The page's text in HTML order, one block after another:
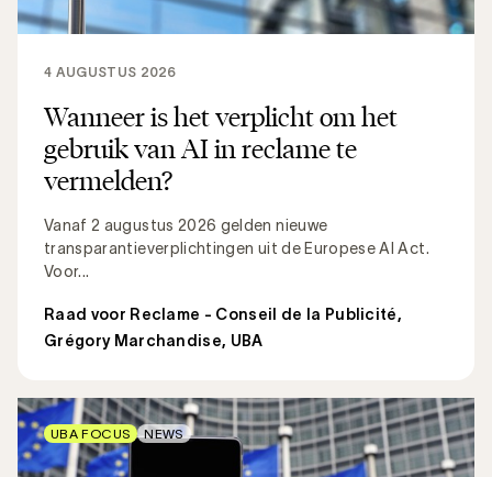
Wanneer is het verplicht om het
gebruik van AI in reclame te
vermelden?
Vanaf 2 augustus 2026 gelden nieuwe
transparantieverplichtingen uit de Europese AI Act.
Voor...
4 AUGUSTUS 2026
Raad voor Reclame - Conseil de la Publicité,
Grégory Marchandise, UBA
UBA FOCUS NEWS